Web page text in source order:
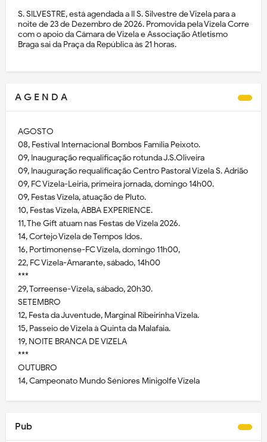
S. SILVESTRE, está agendada a II S. Silvestre de Vizela para a
noite de 23 de Dezembro de 2026. Promovida pela Vizela Corre
com o apoio da Câmara de Vizela e Associação Atletismo
Braga sai da Praça da República às 21 horas.
A G E N D A
AGOSTO
08, Festival Internacional Bombos Família Peixoto.
09, Inauguração requalificação rotunda J.S.Oliveira
09, Inauguração requalificação Centro Pastoral Vizela S. Adrião
09, FC Vizela-Leiria, primeira jornada, domingo 14h00.
09, Festas Vizela, atuação de Pluto.
10, Festas Vizela, ABBA EXPERIENCE.
11, The Gift atuam nas Festas de Vizela 2026.
14, Cortejo Vizela de Tempos Idos.
16, Portimonense-FC Vizela, domingo 11h00,
22, FC Vizela-Amarante, sábado, 14h00
***
29, Torreense-Vizela, sábado, 20h30.
SETEMBRO
12, Festa da Juventude, Marginal Ribeirinha Vizela.
15, Passeio de Vizela à Quinta da Malafaia.
19, NOITE BRANCA DE VIZELA
***
OUTUBRO
14, Campeonato Mundo Séniores Minigolfe Vizela
Pub